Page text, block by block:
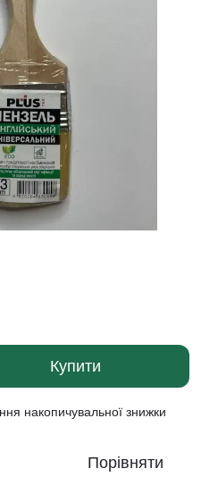
Купити
накопичувальної знижки
Порівняти